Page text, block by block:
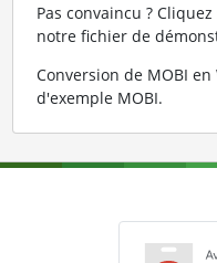
Pas convaincu ?
notre fichier de
Conversion de MOBI
d'exemple MOBI.